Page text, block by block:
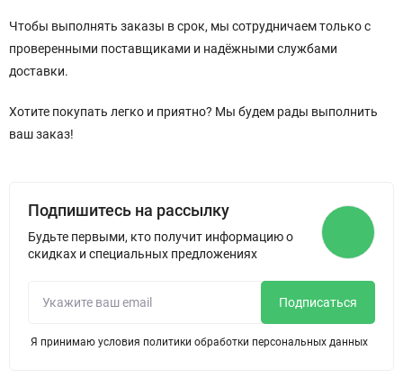
Чтобы выполнять заказы в срок, мы сотрудничаем только с
проверенными поставщиками и надёжными службами
доставки.
Хотите покупать легко и приятно? Мы будем рады выполнить
ваш заказ!
Подпишитесь на рассылку
Будьте первыми, кто получит информацию о
скидках и специальных предложениях
Подписаться
Я принимаю условия политики обработки персональных данных